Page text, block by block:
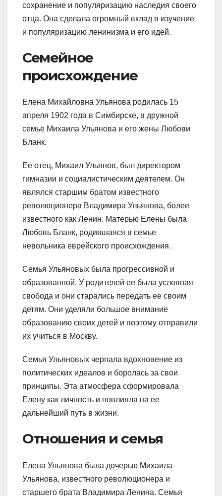
сохранение и популяризацию наследия своего
отца. Она сделала огромный вклад в изучение
и популяризацию ленинизма и его идей.
Семейное
происхождение
Елена Михайловна Ульянова родилась 15
апреля 1902 года в Симбирске, в дружной
семье Михаила Ульянова и его жены Любови
Бланк.
Ее отец, Михаил Ульянов, был директором
гимназии и социалистическим деятелем. Он
являлся старшим братом известного
революционера Владимира Ульянова, более
известного как Ленин. Матерью Елены была
Любовь Бланк, родившаяся в семье
невольника еврейского происхождения.
Семья Ульяновых была прогрессивной и
образованной. У родителей ее была условная
свобода и они старались передать ее своим
детям. Они уделяли большое внимание
образованию своих детей и поэтому отправили
их учиться в Москву.
Семья Ульяновых черпала вдохновение из
политических идеалов и боролась за свои
принципы. Эта атмосфера сформировала
Елену как личность и повлияла на ее
дальнейший путь в жизни.
Отношения и семья
Елена Ульянова была дочерью Михаила
Ульянова, известного революционера и
старшего брата Владимира Ленина. Семья